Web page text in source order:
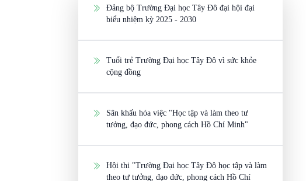
Đảng bộ Trường Đại học Tây Đô đại hội đại
biểu nhiệm kỳ 2025 - 2030
Tuổi trẻ Trường Đại học Tây Đô vì sức khỏe
cộng đồng
Sân khấu hóa việc "Học tập và làm theo tư
tưởng, đạo đức, phong cách Hồ Chí Minh"
Hội thi "Trường Đại học Tây Đô học tập và làm
theo tư tưởng, đạo đức, phong cách Hồ Chí